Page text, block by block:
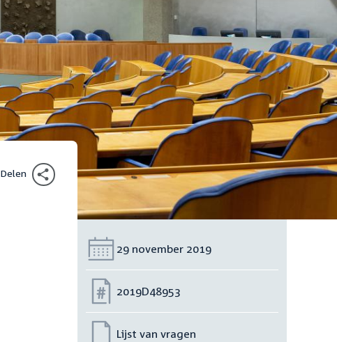
Delen
Datum:
29 november 2019
Nummer:
2019D48953
Lijst van vragen